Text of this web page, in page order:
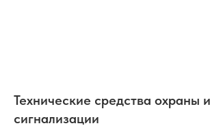
Технические средства охраны и
сигнализации